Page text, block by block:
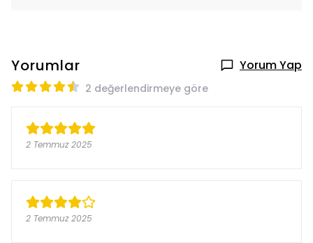
Yorumlar Yorum Yap
2 değerlendirmeye göre
2 Temmuz 2025
2 Temmuz 2025